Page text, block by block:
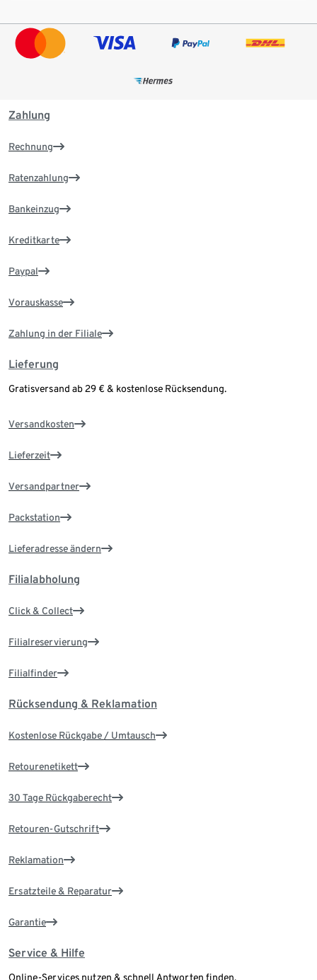
Zahlung
Rechnung
Ratenzahlung
Bankeinzug
Kreditkarte
Paypal
Vorauskasse
Zahlung in der Filiale
Lieferung
Gratisversand ab 29 € & kostenlose Rücksendung.
Versandkosten
Lieferzeit
Versandpartner
Packstation
Lieferadresse ändern
Filialabholung
Click & Collect
Filialreservierung
Filialfinder
Rücksendung & Reklamation
Kostenlose Rückgabe / Umtausch
Retourenetikett
30 Tage Rückgaberecht
Retouren-Gutschrift
Reklamation
Ersatzteile & Reparatur
Garantie
Service & Hilfe
Online-Services nutzen & schnell Antworten finden.